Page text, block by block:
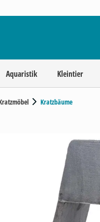
Aquaristik Kleintier
Kratzbäume